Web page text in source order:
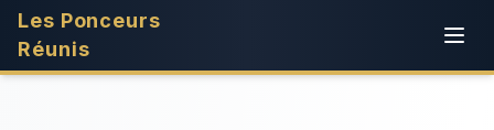
Les Ponceurs
Réunis